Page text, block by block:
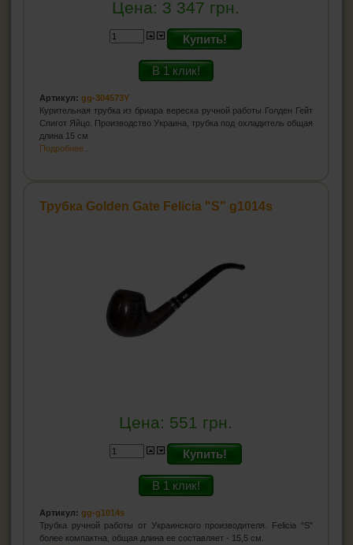
Цена: 3 347 грн.
Купить!
В 1 клик!
Артикул: gg-304573Y
Курительная трубка из бриара вереска ручной работы Голден Гейт
Спигот Яйцо. Производство Украина, трубка под охладитель общая
длина 15 см
Подробнее...
Трубка Golden Gate Felicia "S" g1014s
Цена: 551 грн.
Купить!
В 1 клик!
Артикул: gg-g1014s
Трубка ручной работы от Украинского производителя. Felicia "S"
более компактна, общая длина ее составляет - 15,5 см.
Чистка-тройник для трубок
Ерши для трубок
Подставки для трубок
ВСЁ ДЛЯ СИГАРЕТ И САМОКРУТОК
ЗАЖИГАЛКИ
КАЛЬЯНЫ И ВСЁ ДЛЯ НИХ